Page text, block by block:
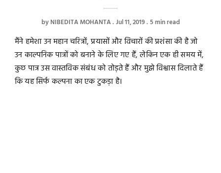
byNIBEDITA MOHANTA Jul 11, 2019 5 min read
मैंने हमेशा उन महान चरित्रों, प्रयासों और विचारों की प्रशंसा की है जो
उन काल्पनिक पात्रों को बनाने के लिए गए हैं, लेकिन एक ही समय में,
कुछ पात्र उस वास्तविक संबंध को तोड़ते हैं और मुझे विश्वास दिलाते हैं
कि यह सिर्फ कल्पना का एक टुकड़ा है।